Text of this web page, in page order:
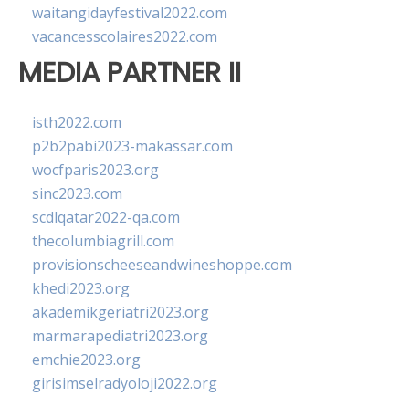
waitangidayfestival2022.com
vacancesscolaires2022.com
MEDIA PARTNER II
isth2022.com
p2b2pabi2023-makassar.com
wocfparis2023.org
sinc2023.com
scdlqatar2022-qa.com
thecolumbiagrill.com
provisionscheeseandwineshoppe.com
khedi2023.org
akademikgeriatri2023.org
marmarapediatri2023.org
emchie2023.org
girisimselradyoloji2022.org